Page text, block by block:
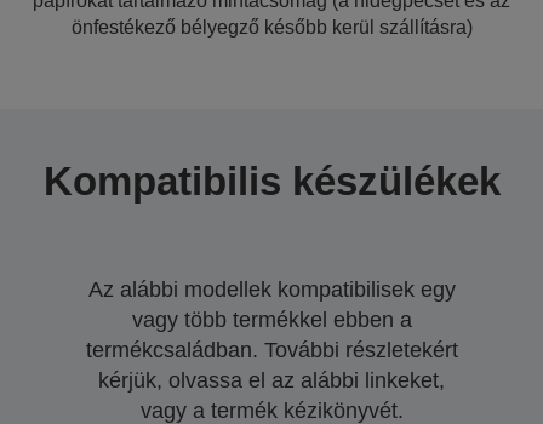
önfestékező bélyegző később kerül szállításra)
Kompatibilis készülékek
Az alábbi modellek kompatibilisek egy
vagy több termékkel ebben a
termékcsaládban. További részletekért
kérjük, olvassa el az alábbi linkeket,
vagy a termék kézikönyvét.